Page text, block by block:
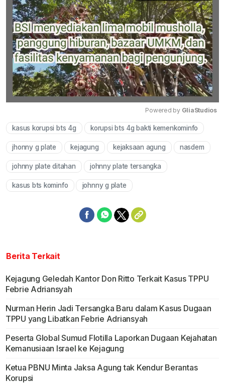
Mute
Powered by GliaStudios
kasus korupsi bts 4g korupsi bts 4g bakti kemenkominfo
jhonny g plate kejagung kejaksaan agung nasdem
johnny plate ditahan johnny plate tersangka
kasus bts kominfo johnny g plate
Berita Terkait
Kejagung Geledah Kantor Don Ritto Terkait Kasus TPPU
Febrie Adriansyah
Nurman Herin Jadi Tersangka Baru dalam Kasus Dugaan
TPPU yang Libatkan Febrie Adriansyah
Peserta Global Sumud Flotilla Laporkan Dugaan Kejahatan
Kemanusiaan Israel ke Kejagung
Ketua PBNU Minta Jaksa Agung tak Kendur Berantas
Korupsi